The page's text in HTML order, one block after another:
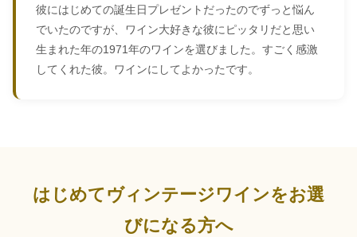
彼にはじめての誕生日プレゼントだったのでずっと悩ん
でいたのですが、ワイン大好きな彼にピッタリだと思い
生まれた年の1971年のワインを選びました。すごく感激
してくれた彼。ワインにしてよかったです。
はじめてヴィンテージワインをお選
びになる方へ